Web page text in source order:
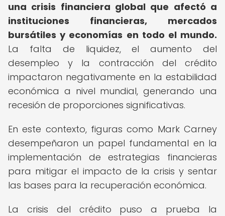
una crisis financiera global que afectó a
instituciones financieras, mercados
bursátiles y economías en todo el mundo.
La falta de liquidez, el aumento del
desempleo y la contracción del crédito
impactaron negativamente en la estabilidad
económica a nivel mundial, generando una
recesión de proporciones significativas.
En este contexto, figuras como Mark Carney
desempeñaron un papel fundamental en la
implementación de estrategias financieras
para mitigar el impacto de la crisis y sentar
las bases para la recuperación económica.
La crisis del crédito puso a prueba la